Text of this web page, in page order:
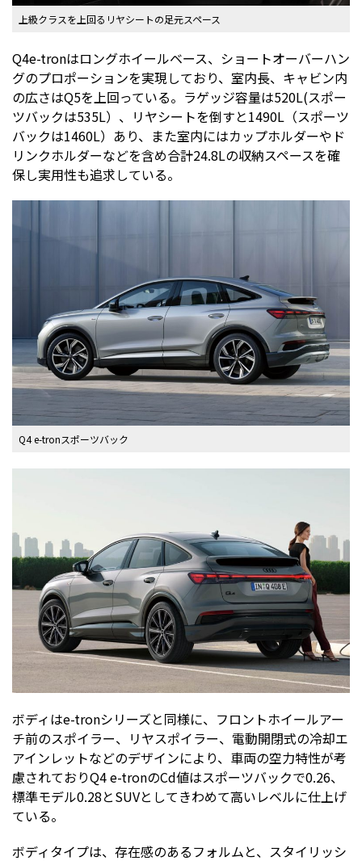
上級クラスを上回るリヤシートの足元スペース
Q4e-tronはロングホイールベース、ショートオーバーハン
グのプロポーションを実現しており、室内長、キャビン内
の広さはQ5を上回っている。ラゲッジ容量は520L(スポー
ツバックは535L）、リヤシートを倒すと1490L（スポーツ
バックは1460L）あり、また室内にはカップホルダーやド
リンクホルダーなどを含め合計24.8Lの収納スペースを確
保し実用性も追求している。
Q4 e-tronスポーツバック
ボディはe-tronシリーズと同様に、フロントホイールアー
チ前のスポイラー、リヤスポイラー、電動開閉式の冷却エ
アインレットなどのデザインにより、車両の空力特性が考
慮されておりQ4 e-tronのCd値はスポーツバックで0.26、
標準モデル0.28とSUVとしてきわめて高いレベルに仕上げ
ている。
ボディタイプは、存在感のあるフォルムと、スタイリッシ